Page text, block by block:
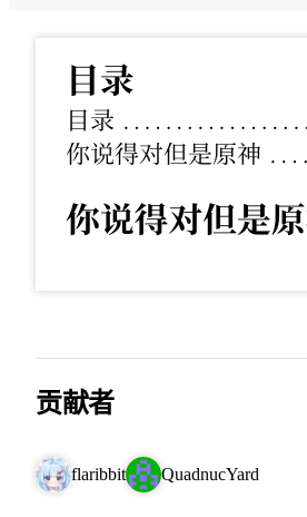
贡献者
flaribbit QuadnucYard